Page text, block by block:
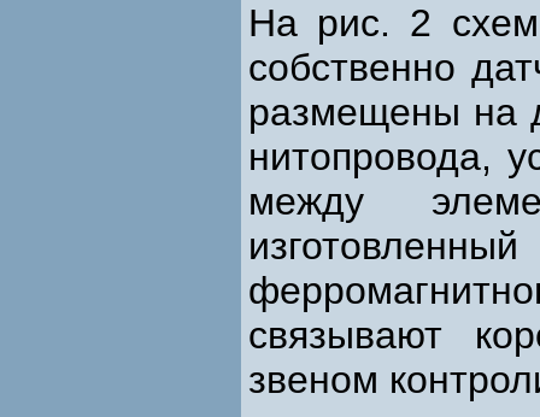
На рис. 2
собственно
размещены на
нитопровода,
между
связывают
звеном